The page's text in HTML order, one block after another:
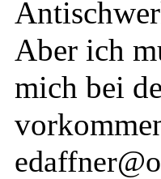
Aber ich
mich bei